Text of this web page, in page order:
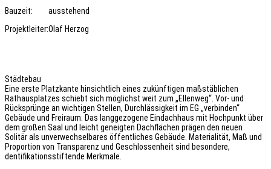
Bauzeit:
Projektleiter:
ausstehend
Olaf Herzog
Städtebau
Eine erste Platzkante hinsichtlich eines zukünftigen maßstäblichen
Rathausplatzes schiebt sich möglichst weit zum „Ellenweg“. Vor- und
Rücksprünge an wichtigen Stellen, Durchlässigkeit im EG „verbinden“
Gebäude und Freiraum. Das langgezogene Eindachhaus mit Hochpunkt über
dem großen Saal und leicht geneigten Dachflächen prägen den neuen
Solitär als unverwechselbares öffentliches Gebäude. Materialität, Maß und
Proportion von Transparenz und Geschlossenheit sind besondere,
dentifikationsstiftende Merkmale.